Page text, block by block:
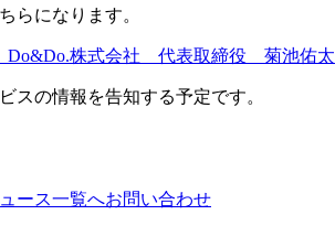
らになります。
Do&Do.株式会社 代表取締役 菊池佑太
スの情報を告知する予定です。
ース一覧へお問い合わせ